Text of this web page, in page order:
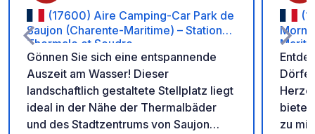
(17600) Aire Camping-Car Park de
Saujon (Charente-Maritime) – Station
Thermale et Seudre
Gönnen Sie sich eine entspannende
Auszeit am Wasser! Dieser
landschaftlich gestaltete Stellplatz liegt
ideal in der Nähe der Thermalbäder
und des Stadtzentrums von Saujon
bietet
zu